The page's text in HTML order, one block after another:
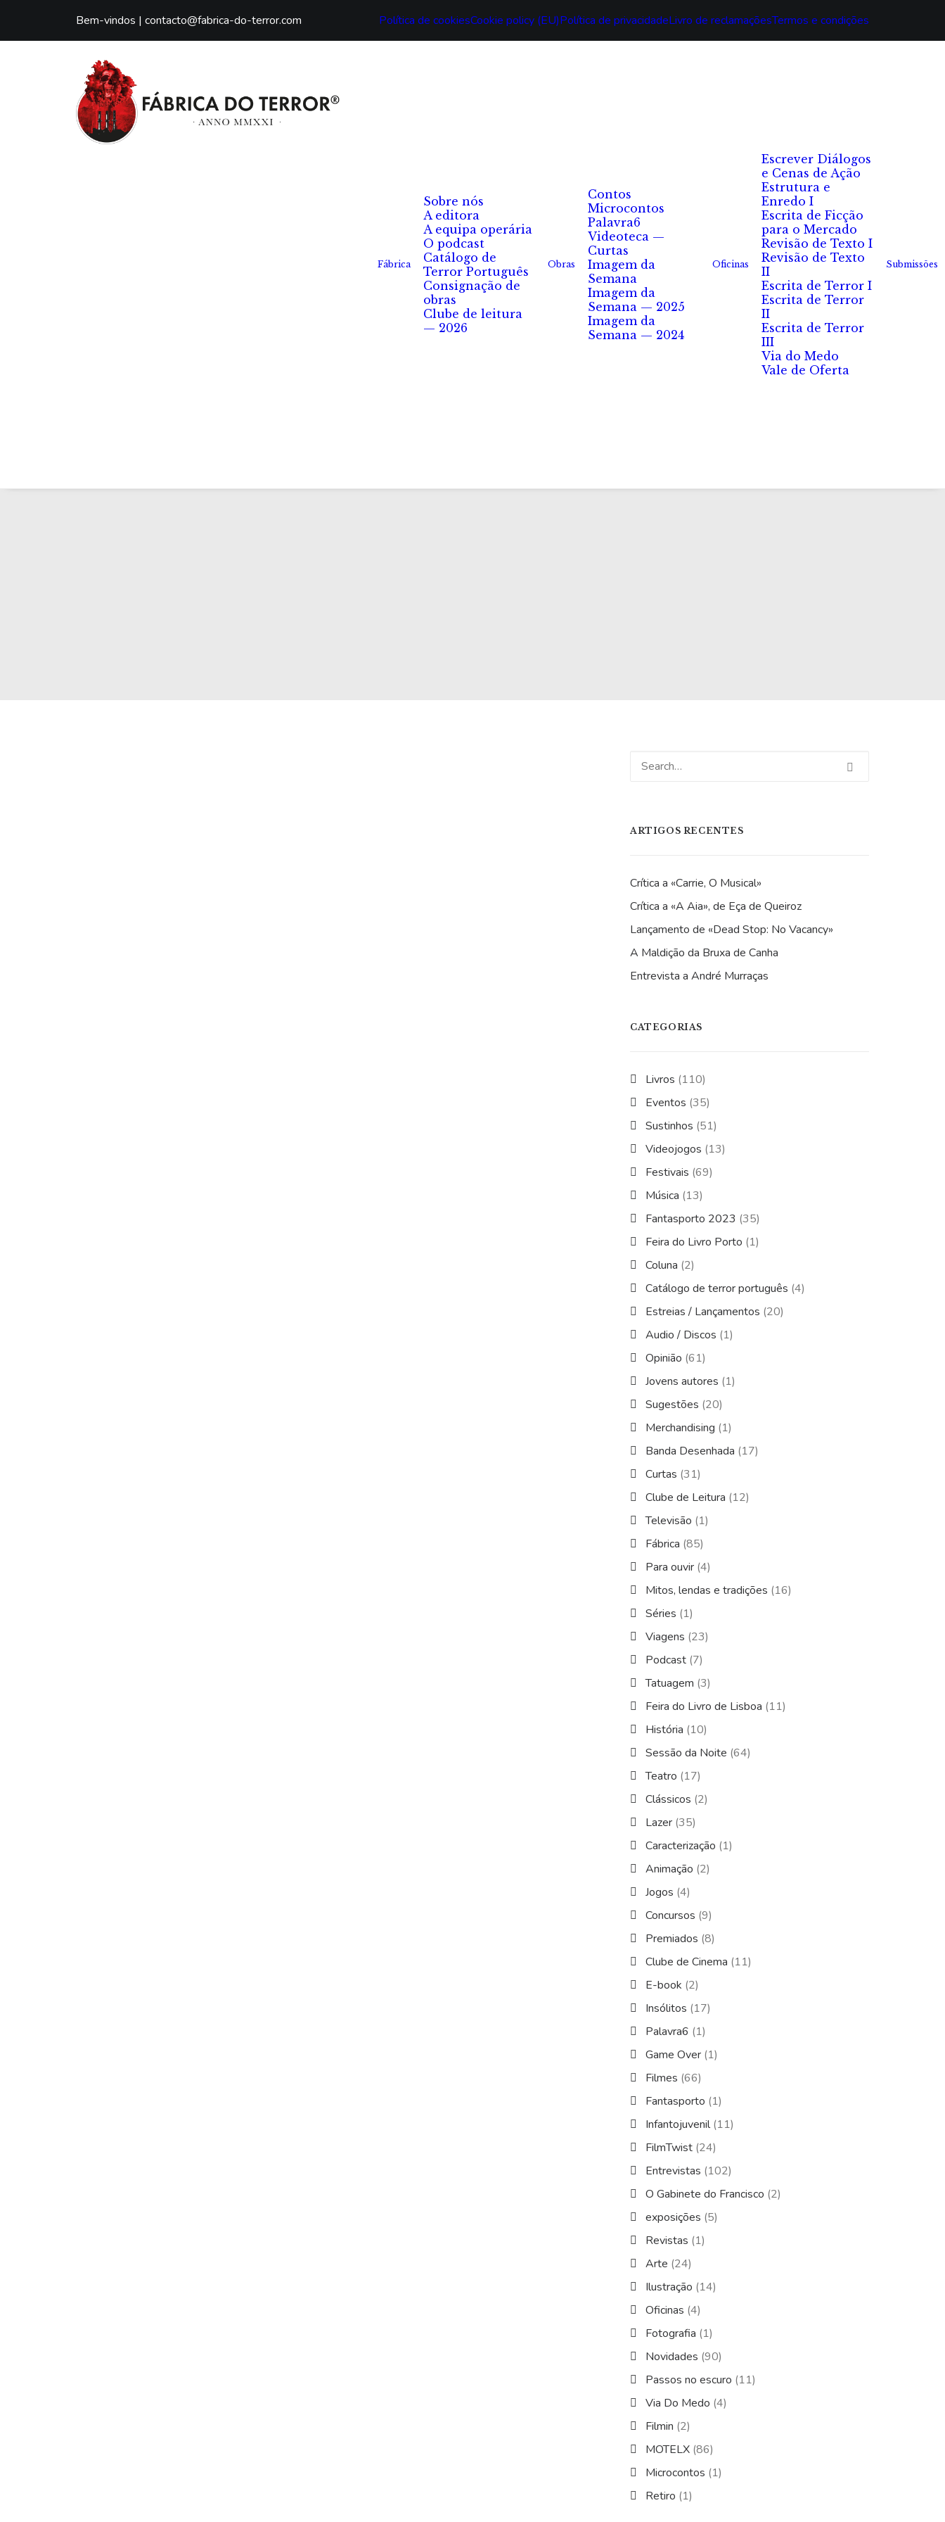
Bem-vindos | contacto@fabrica-do-terror.com Política de cookiesCookie policy (EU)Política de privacidadeLivro de reclamaçõesTermos e condições
Fábrica
Sobre nós
A editora
A equipa operária
O podcast
Catálogo de
Terror Português
Consignação de
obras
Clube de leitura
— 2026
Obras
Contos
Microcontos
Palavra6
Videoteca —
Curtas
Imagem da
Semana
Imagem da
Semana — 2025
Imagem da
Semana — 2024
Oficinas
Escrever Diálogos
e Cenas de Ação
Estrutura e
Enredo I
Escrita de Ficção
para o Mercado
Revisão de Texto I
Revisão de Texto
II
Escrita de Terror I
Escrita de Terror
II
Escrita de Terror
III
Via do Medo
Vale de Oferta
Submissões
ARTIGOS RECENTES
Crítica a «Carrie, O Musical»
Crítica a «A Aia», de Eça de Queiroz
Lançamento de «Dead Stop: No Vacancy»
A Maldição da Bruxa de Canha
Entrevista a André Murraças
CATEGORIAS
Livros (110)
Eventos (35)
Sustinhos (51)
Videojogos (13)
Festivais (69)
Música (13)
Fantasporto 2023 (35)
Feira do Livro Porto (1)
Coluna (2)
Catálogo de terror português (4)
Estreias / Lançamentos (20)
Audio / Discos (1)
Opinião (61)
Jovens autores (1)
Sugestões (20)
Merchandising (1)
Banda Desenhada (17)
Curtas (31)
Clube de Leitura (12)
Televisão (1)
Fábrica (85)
Para ouvir (4)
Mitos, lendas e tradições (16)
Séries (1)
Viagens (23)
Podcast (7)
Tatuagem (3)
Feira do Livro de Lisboa (11)
História (10)
Sessão da Noite (64)
Teatro (17)
Clássicos (2)
Lazer (35)
Caracterização (1)
Animação (2)
Jogos (4)
Concursos (9)
Premiados (8)
Clube de Cinema (11)
E-book (2)
Insólitos (17)
Palavra6 (1)
Game Over (1)
Filmes (66)
Fantasporto (1)
Infantojuvenil(11)
FilmTwist (24)
Entrevistas (102)
O Gabinete do Francisco (2)
exposições (5)
Revistas (1)
Arte (24)
Ilustração (14)
Oficinas (4)
Fotografia (1)
Novidades (90)
Passos no escuro (11)
Via Do Medo (4)
Filmin (2)
MOTELX (86)
Microcontos (1)
Retiro (1)